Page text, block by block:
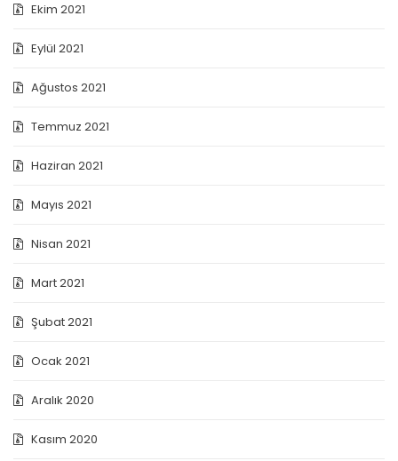
Ekim 2021
Eylül 2021
Ağustos 2021
Temmuz 2021
Haziran 2021
Mayıs 2021
Nisan 2021
Mart 2021
Şubat 2021
Ocak 2021
Aralık 2020
Kasım 2020